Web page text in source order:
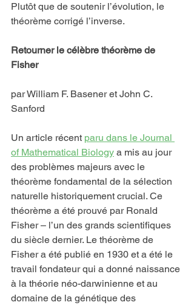
Plutôt que de soutenir l’évolution, le
théorème corrigé l’inverse.
Retourner le célèbre théorème de
Fisher
par William F. Basener et John C.
Sanford
Un article récent paru dans le Journal
of Mathematical Biology a mis au jour
des problèmes majeurs avec le
théorème fondamental de la sélection
naturelle historiquement crucial. Ce
théorème a été prouvé par Ronald
Fisher – l’un des grands scientifiques
du siècle dernier. Le théorème de
Fisher a été publié en 1930 et a été le
travail fondateur qui a donné naissance
à la théorie néo-darwinienne et au
domaine de la génétique des